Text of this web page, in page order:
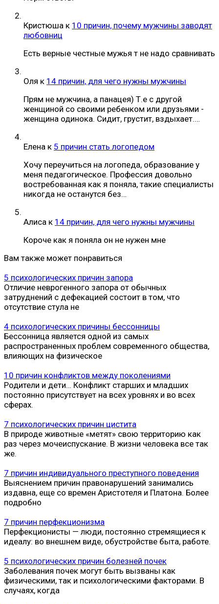
Кристюша к 10 причин, почему мужчины заводят
любовниц
Есть верные честные мужья т не надо сравнивать
Оля к 14 причин, для чего нужны мужчины
Прям не мужчина, а панацея) Т.е с другой
женщиной со своими ребенком или друзьями -
женщина одинока. Сидит, грустит, вздыхает.…
Елена к 5 причин стать логопедом
Хочу переучиться на логопеда, образование у
меня педагогическое. Профессия довольно
востребованная как я поняла, такие специалисты
никогда не останутся без…
Алиса к 14 причин, для чего нужны мужчины
Короче как я поняла он не нужен мне
Вам также может понравиться
5 психологических причин запора
Отличие неврогенного запора от обычных
затруднений с дефекацией состоит в том, что
отсутствие стула не
4 психологических причины бессонницы
Бессонница является одной из самых
распространенных проблем современного общества,
влияющих на физическое
10 причин конфликтов между поколениями
Родители и дети… Конфликт старших и младших
постоянно присутствует на всех уровнях и во всех
сферах.
7 психологических причин цистита
В природе животные «метят» свою территорию как
раз через мочеиспускание. В жизни человека все так
же.
7 причин индивидуального преступного поведения
Выяснением причин правонарушений занимались
издавна, еще со времен Аристотеля и Платона. Более
подробно
7 причин перфекционизма
Перфекционисты — люди, постоянно стремящиеся к
идеалу: во внешнем виде, обустройстве быта, работе.
5 психологических причин болезней почек
Заболевания почек могут быть вызваны как
физическими, так и психологическими факторами. В
случаях, когда